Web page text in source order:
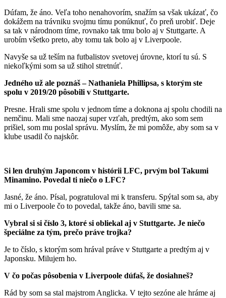
Dúfam, že áno. Veľa toho nenahovorím, snažím sa však ukázať, čo
dokážem na trávniku svojmu tímu ponúknuť, čo preň urobiť. Deje
sa tak v národnom tíme, rovnako tak tmu bolo aj v Stuttgarte. A
urobím všetko preto, aby tomu tak bolo aj v Liverpoole.
Navyše sa už teším na futbalistov svetovej úrovne, ktorí tu sú. S
niekoľkými som sa už stihol stretnúť.
Jedného už ale poznáš – Nathaniela Phillipsa, s ktorým ste
spolu v 2019/20 pôsobili v Stuttgarte.
Presne. Hrali sme spolu v jednom tíme a doknona aj spolu chodili na
nemčinu. Mali sme naozaj super vzťah, predtým, ako som sem
prišiel, som mu poslal správu. Myslím, že mi pomôže, aby som sa v
klube usadil čo najskôr.
Si len druhým Japoncom v histórii LFC, prvým bol Takumi
Minamino. Povedal ti niečo o LFC?
Jasné, že áno. Písal, pogratuloval mi k transferu. Spýtal som sa, aby
mi o Liverpoole čo to povedal, takže áno, bavili sme sa.
Vybral si si číslo 3, ktoré si obliekal aj v Stuttgarte. Je niečo
špeciálne za tým, prečo práve trojka?
Je to číslo, s ktorým som hrával práve v Stuttgarte a predtým aj v
Japonsku. Milujem ho.
V čo počas pôsobenia v Liverpoole dúfaš, že dosiahneš?
Rád by som sa stal majstrom Anglicka. V tejto sezóne ale hráme aj